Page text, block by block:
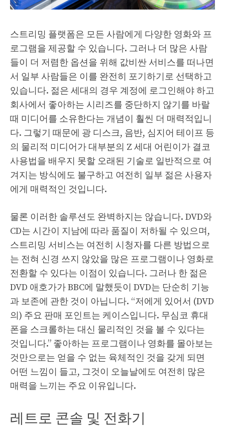
스트리밍 플랫폼은 모든 사람에게 다양한 영화와 프
로그램을 제공할 수 있습니다. 그러나 더 많은 사람
들이 더 저렴한 옵션을 위해 값비싼 서비스를 떠나면
서 일부 사람들은 이를 완전히 포기하기로 선택하고
있습니다. 젊은 세대의 경우 계정에 로그인해야 하고
회사에서 좋아하는 시리즈를 중단하지 않기를 바랄
때 미디어를 소유한다는 개념이 훨씬 더 매력적입니
다. 그렇기 때문에 광 디스크, 음반, 심지어 테이프 등
의 물리적 미디어가 대부분의 Z 세대 어린이가 결코
사용법을 배우지 못할 오래된 기술로 일반적으로 여
겨지는 방식에도 불구하고 여전히 일부 젊은 사용자
에게 매력적인 것입니다.
물론 이러한 솔루션도 완벽하지는 않습니다. DVD와
CD는 시간이 지남에 따라 품질이 저하될 수 있으며,
스트리밍 서비스는 여전히 시청자를 다른 방법으로
는 전혀 신경 쓰지 않았을 많은 프로그램이나 영화로
전환할 수 있다는 이점이 있습니다. 그러나 한 젊은
DVD 애호가가 BBC에 말했듯이 DVD는 단순히 기능
과 보존에 관한 것이 아닙니다. “저에게 있어서 (DVD
의) 주요 판매 포인트는 케이스입니다. 무심코 휴대
폰을 스크롤하는 대신 물리적인 것을 볼 수 있다는
것입니다.” 좋아하는 프로그램이나 영화를 몰아보는
것만으로는 얻을 수 없는 육체적인 것을 갖게 되면
어떤 느낌이 들고, 그것이 오늘날에도 여전히 많은
매력을 느끼는 주요 이유입니다.
레트로 콘솔 및 전화기